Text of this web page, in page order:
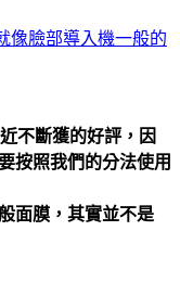
像臉部導入機一般的
不斷獲的好評，因
按照我們的分法使用
面膜，其實並不是